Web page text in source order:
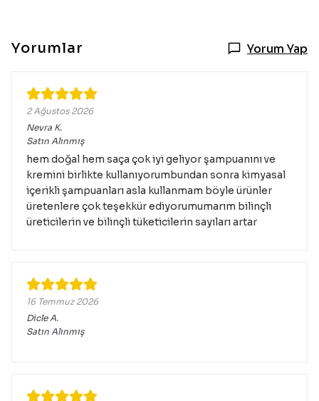
Yorumlar Yorum Yap
2 Ağustos 2026
Nevra K.
Satın Alınmış
hem doğal hem saça çok iyi geliyor şampuanını ve
kremini birlikte kullanıyorumbundan sonra kimyasal
içerikli şampuanları asla kullanmam böyle ürünler
üretenlere çok teşekkür ediyorumumarım bilinçli
üreticilerin ve bilinçli tüketicilerin sayıları artar
16 Temmuz 2026
Dicle A.
Satın Alınmış